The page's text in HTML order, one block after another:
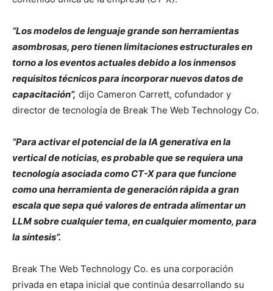
“Los modelos de lenguaje grande son herramientas
asombrosas, pero tienen limitaciones estructurales en
torno a los eventos actuales debido a los inmensos
requisitos técnicos para incorporar nuevos datos de
capacitación”, dijo Cameron Carrett, cofundador y
director de tecnología de Break The Web Technology Co.
“Para activar el potencial de la IA generativa en la
vertical de noticias, es probable que se requiera una
tecnología asociada como CT-X para que funcione
como una herramienta de generación rápida a gran
escala que sepa qué valores de entrada alimentar un
LLM sobre cualquier tema, en cualquier momento, para
la síntesis”.
Break The Web Technology Co. es una corporación
privada en etapa inicial que continúa desarrollando su